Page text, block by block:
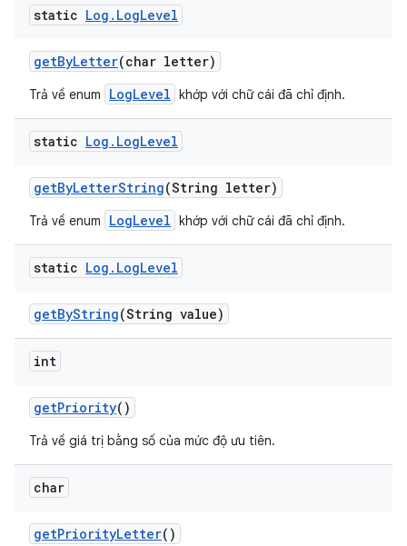
static Log . LogLevel
getByLetter(char letter)
Trả về enum LogLevel khớp với chữ cái đã chỉ định.
static Log . LogLevel
getByLetterString(String letter)
Trả về enum LogLevel khớp với chữ cái đã chỉ định.
static Log . LogLevel
getByString(String value)
int
getPriority()
Trả về giá trị bằng số của mức độ ưu tiên.
char
getPriorityLetter()